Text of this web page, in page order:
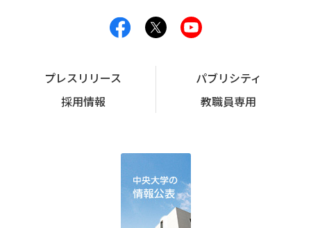
プレスリリース
パブリシティ
採用情報
教職員専用